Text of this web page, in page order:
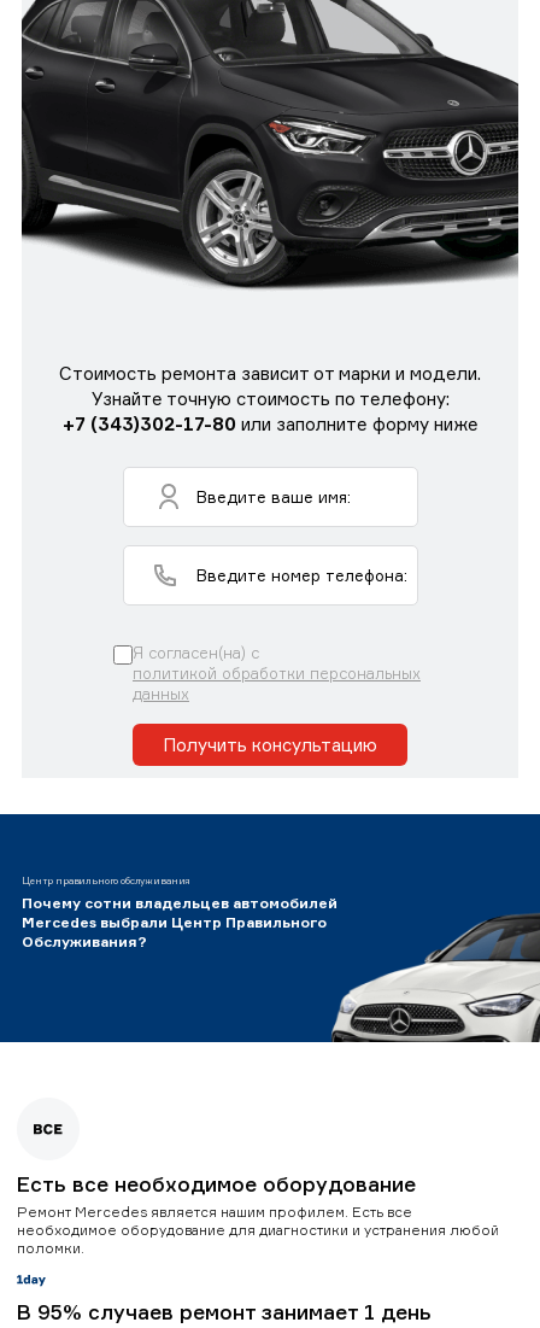
Стоимость ремонта зависит от марки и модели.
Узнайте точную стоимость по телефону:
+7 (343)302-17-80 или заполните форму ниже
Я согласен(на) с
политикой обработки персональных
данных
Получить консультацию
Центр правильного обслуживания
Почему сотни владельцев автомобилей
Mercedes выбрали Центр Правильного
Обслуживания?
Есть все необходимое оборудование
Ремонт Mercedes является нашим профилем. Есть все
необходимое оборудование для диагностики и устранения любой
поломки.
В 95% случаев ремонт занимает 1 день